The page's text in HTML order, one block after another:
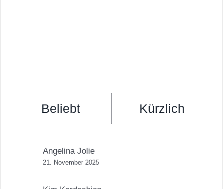
Beliebt Kürzlich
Angelina Jolie
21. November 2025